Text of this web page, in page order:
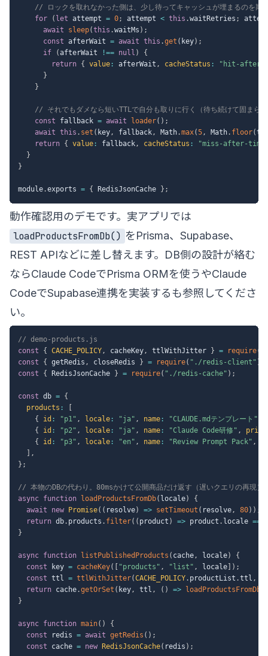
// ロックを取れなかった側は、少し待ってキャッシュが埋まるのを期
for
( let attempt = 0; attempt < this .waitRetries ;
await
sleep(this .waitMs ) ;
const afterWait = await this .get ( key) ;
if
(afterWait !== null )
{
return { value : afterWait , cacheStatus :
"hit-after-
}
}
// それでもダメなら短いTTLで自分も取りに行く（待ち続けて固まら
const fallback = await loader( ) ;
await this . set ( key, fallback, Math.max(5, Math. floor(
return { value : fallback, cacheStatus :
"miss-after-
}
}
module.exports = { RedisJsonCache } ;
動作確認用のデモです。実アプリでは
loadProductsFromDb() をPrisma、Supabase、
REST APIなどに差し替えます。DB側の設計が絡む
ならClaude CodeでPrisma ORMを使うやClaude
CodeでSupabase連携を実装するも参照してくださ
い。
// demo-products.js
const
{ CACHE_POLICY, cacheKey, ttlWithJitter } = require(
const
{ getRedis , closeRedis } = require( "./redis-client" )
const
{ RedisJsonCache } = require( "./redis-cache" ) ;
const db = {
products :
{
id : "p1" , locale : "ja" , name : "CLAUDE.mdテンプレート"
{
id : "p2" , locale : "ja" , name : "Claude Code研修" , price
{
id : "p3" , locale : "en" , name : "Review Prompt Pack" ,
,
} ;
// 本物のDBの代わり。80msかけて公開商品だけ返す（遅いクエリの再現）
async function loadProductsFromDb( locale)
{
await
new Promise( ( resolve) => setTimeout ( resolve, 80) ) ;
return db. products . filter( ( product ) => product . locale ===
}
async function listPublishedProducts ( cache, locale)
{
const key = cacheKey( "products" , "list" , locale ) ;
const ttl = ttlWithJitter(CACHE_POLICY. productList .ttl ,
return cache.getOrSet ( key, ttl , ( ) => loadProductsFromDb
}
async function main( )
{
const redis = await getRedis ( ) ;
const cache = new RedisJsonCache( redis ) ;